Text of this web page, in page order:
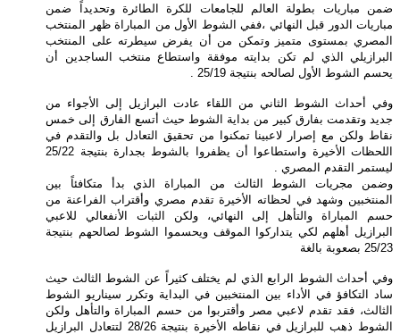
ضمن مباريات بطولة العالم للجامعات للكرة الطائرة وتحديداً ضمن
مباريات الدور قبل النهائي ،ففي الشوط الأول من المباراة ظهر المنتخب
المصري بمستوى متميز وتمكن من أن يفرض سيطرته على المنتخب
البرازيلي الذي لم تكن بدايته موفقة واستطاع منتخب الساجدين أن
يحسم الشوط الأول لصالحه بنتيجة 25/19 .
وفي أحداث الشوط الثاني من اللقاء عادت البرازيل إلى الأجواء من
جديد وتقدمت بفارق كبير من بداية الشوط حيث أتسع الفارق إلى خمس
نقاط ولكن مع إصرار لاعبينا تمكنوا من تحقيق التعادل بل والتقدم في
اللحظات الأخيرة واستطاعوا أن يظفروا بالشوط بجدارة بنتيجة 25/22
ليستمر التقدم المصري .
وضمن مجريات الشوط الثالث من المباراة الذي بدأ متكافئاً بين
المنتخبين وشهد في لحظاته الأخيرة تقدم مصري وأقتراب الفراعنة من
حسم المباراة والتأهل إلى النهائي، ولكن الثبات الأنفعالي للاعبي
البرازيل أهلهم لكي يتداركوا الموقف ويحسموا الشوط لصالحهم بنتيجة
25/23 بصعوبة بالغة
وفي أحداث الشوط الرابع الذي لم يختلف كثيراً عن الشوط الثالث حيث
ساد التكافؤ في الأداء بين المنتخبين في البداية وتكرر سيناريو الشوط
الثالث، فقد تقدم لاعبي مصر وأقتربوا من حسم المباراة والتأهل ولكن
الشوط ذهب للبرازيل في نقاطه الأخيرة بنتيجة 28/26 لتتعادل البرازيل